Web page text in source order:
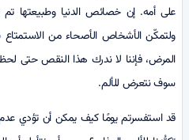
على أمه. إن خصائص الدنيا وطبيعتها تم
ولتمكّن الأشخاص الأصحاء من الاستمتاع
المرض، فإننا لا ندرك هذا النقص حتى لحظة
سوف نتعرض للألم.
قد استفسرتم يومًا كيف يمكن أن تؤدي عدم